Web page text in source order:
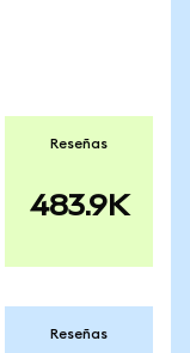
Reseñas
483.9K
Reseñas